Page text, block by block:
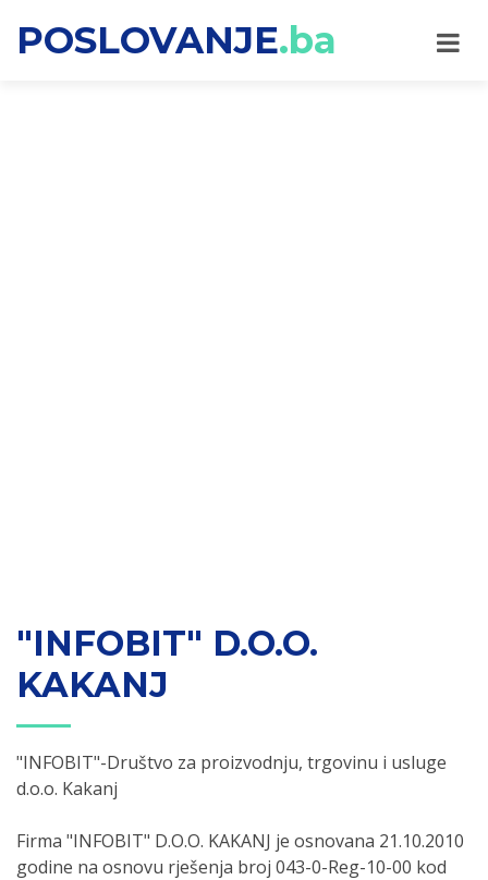
POSLOVANJE.ba
"INFOBIT" D.O.O.
KAKANJ
"INFOBIT"-Društvo za proizvodnju, trgovinu i usluge
d.o.o. Kakanj
Firma "INFOBIT" D.O.O. KAKANJ je osnovana 21.10.2010
godine na osnovu rješenja broj 043-0-Reg-10-00 kod